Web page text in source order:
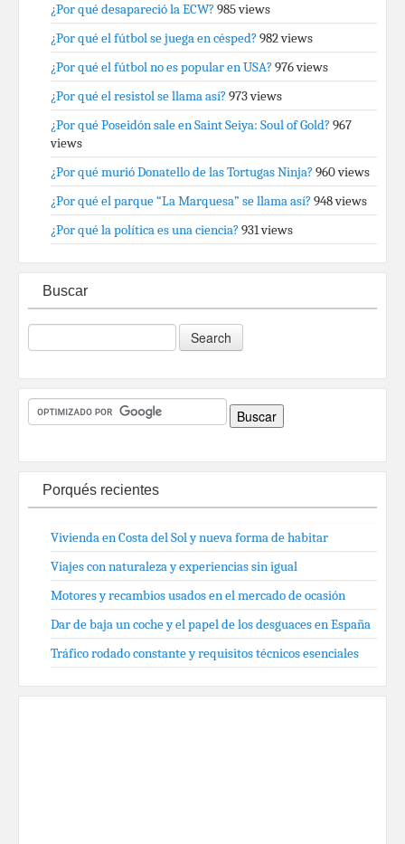
¿Por qué desapareció la ECW? 985 views
¿Por qué el fútbol se juega en césped? 982 views
¿Por qué el fútbol no es popular en USA? 976 views
¿Por qué el resistol se llama así? 973 views
¿Por qué Poseidón sale en Saint Seiya: Soul of Gold? 967
views
¿Por qué murió Donatello de las Tortugas Ninja? 960 views
¿Por qué el parque “La Marquesa” se llama así? 948 views
¿Por qué la política es una ciencia? 931 views
Buscar
Porqués recientes
Vivienda en Costa del Sol y nueva forma de habitar
Viajes con naturaleza y experiencias sin igual
Motores y recambios usados en el mercado de ocasión
Dar de baja un coche y el papel de los desguaces en España
Tráfico rodado constante y requisitos técnicos esenciales